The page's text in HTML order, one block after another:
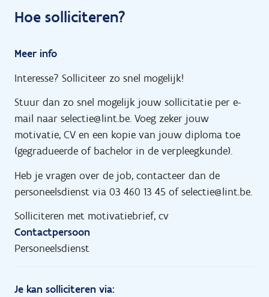
Hoe solliciteren?
Meer info
Interesse? Solliciteer zo snel mogelijk!
Stuur dan zo snel mogelijk jouw sollicitatie per e-
mail naar selectie@lint.be. Voeg zeker jouw
motivatie, CV en een kopie van jouw diploma toe
(gegradueerde of bachelor in de verpleegkunde).
Heb je vragen over de job, contacteer dan de
personeelsdienst via 03 460 13 45 of selectie@lint.be.
Solliciteren met motivatiebrief, cv
Contactpersoon
Personeelsdienst
Je kan solliciteren via: